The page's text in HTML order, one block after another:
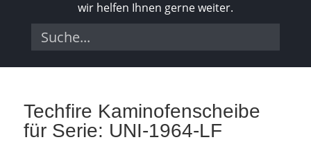
wir helfen Ihnen gerne weiter.
Techfire Kaminofenscheibe
für Serie: UNI-1964-LF